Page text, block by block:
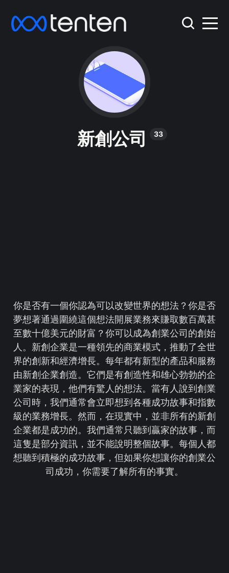
新創公司 33
你是否有一個你認為可以改變世界的想法？你是否
夢想著通過圍繞這個想法開展業務來賺取數百萬甚
至數十億美元的財富？你可以成為創業公司的創始
人。新創企業是一種領先的商業模式，推動了全世
界的創新和經濟增長。每年都有新型的產品和服務
由新創企業創造。它們是有創造性和雄心勃勃的企
業家的表現，他們有驚人的想法。當有人說到創業
公司時，我們通常會立即想到各種成功故事和指數
級的業務增長。然而，在現實中，並非所有的新創
企業都是成功的。我們通常只聽到贏家的故事，而
這隻是部分資訊，並不能說明整個故事。每個人都
想聽到積極的成功故事，但如果你想讓你的創業公
司成功，你需要了解所有的事實。